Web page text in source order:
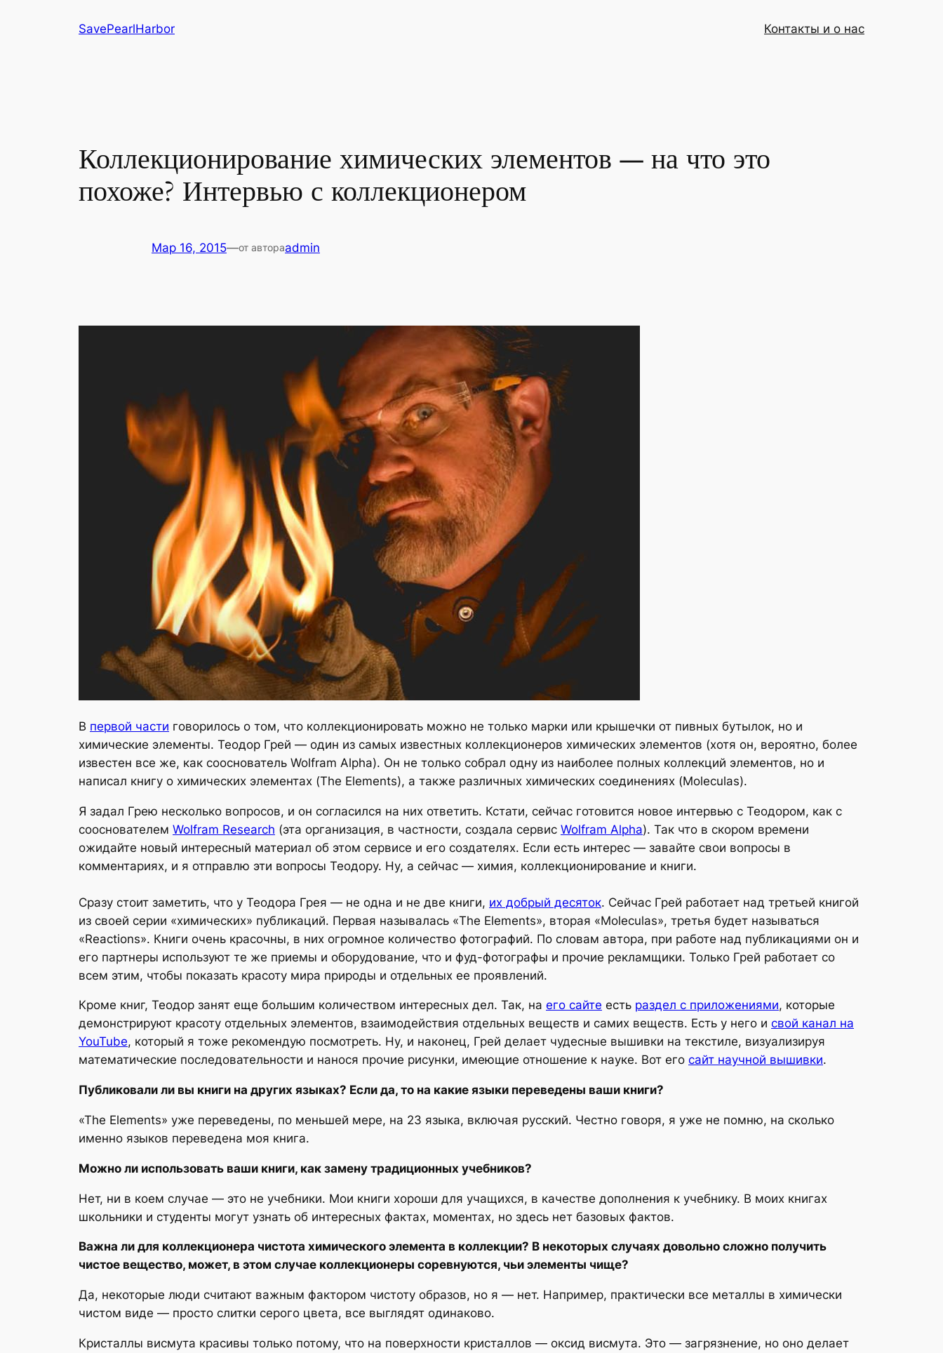
SavePearlHarbor Контакты и о нас
Коллекционирование химических элементов — на что это
похоже? Интервью с коллекционером
Мар 16, 2015—от автораadmin
В первой части говорилось о том, что коллекционировать можно не только марки или крышечки от пивных бутылок, но и
химические элементы. Теодор Грей — один из самых известных коллекционеров химических элементов (хотя он, вероятно, более
известен все же, как сооснователь Wolfram Alpha). Он не только собрал одну из наиболее полных коллекций элементов, но и
написал книгу о химических элементах (The Elements), а также различных химических соединениях (Moleculas).
Я задал Грею несколько вопросов, и он согласился на них ответить. Кстати, сейчас готовится новое интервью с Теодором, как с
сооснователем Wolfram Research (эта организация, в частности, создала сервис Wolfram Alpha). Так что в скором времени
ожидайте новый интересный материал об этом сервисе и его создателях. Если есть интерес — завайте свои вопросы в
комментариях, и я отправлю эти вопросы Теодору. Ну, а сейчас — химия, коллекционирование и книги.
Сразу стоит заметить, что у Теодора Грея — не одна и не две книги, их добрый десяток. Сейчас Грей работает над третьей книгой
из своей серии «химических» публикаций. Первая называлась «The Elements», вторая «Moleculas», третья будет называться
«Reactions». Книги очень красочны, в них огромное количество фотографий. По словам автора, при работе над публикациями он и
его партнеры используют те же приемы и оборудование, что и фуд-фотографы и прочие рекламщики. Только Грей работает со
всем этим, чтобы показать красоту мира природы и отдельных ее проявлений.
Кроме книг, Теодор занят еще большим количеством интересных дел. Так, на его сайте есть раздел с приложениями, которые
демонстрируют красоту отдельных элементов, взаимодействия отдельных веществ и самих веществ. Есть у него и свой канал на
YouTube, который я тоже рекомендую посмотреть. Ну, и наконец, Грей делает чудесные вышивки на текстиле, визуализируя
математические последовательности и нанося прочие рисунки, имеющие отношение к науке. Вот его сайт научной вышивки.
Публиковали ли вы книги на других языках? Если да, то на какие языки переведены ваши книги?
«The Elements» уже переведены, по меньшей мере, на 23 языка, включая русский. Честно говоря, я уже не помню, на сколько
именно языков переведена моя книга.
Можно ли использовать ваши книги, как замену традиционных учебников?
Нет, ни в коем случае — это не учебники. Мои книги хороши для учащихся, в качестве дополнения к учебнику. В моих книгах
школьники и студенты могут узнать об интересных фактах, моментах, но здесь нет базовых фактов.
Важна ли для коллекционера чистота химического элемента в коллекции? В некоторых случаях довольно сложно получить
чистое вещество, может, в этом случае коллекционеры соревнуются, чьи элементы чище?
Да, некоторые люди считают важным фактором чистоту образов, но я — нет. Например, практически все металлы в химически
чистом виде — просто слитки серого цвета, все выглядят одинаково.
Кристаллы висмута красивы только потому, что на поверхности кристаллов — оксид висмута. Это — загрязнение, но оно делает